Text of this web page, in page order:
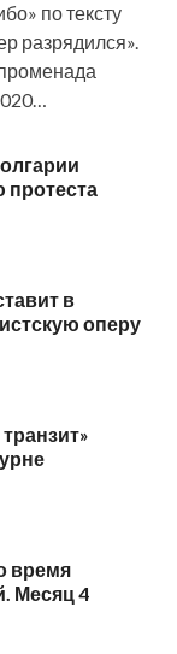
по тексту
разрядился».
протеста
в
оперу
время
Месяц 4